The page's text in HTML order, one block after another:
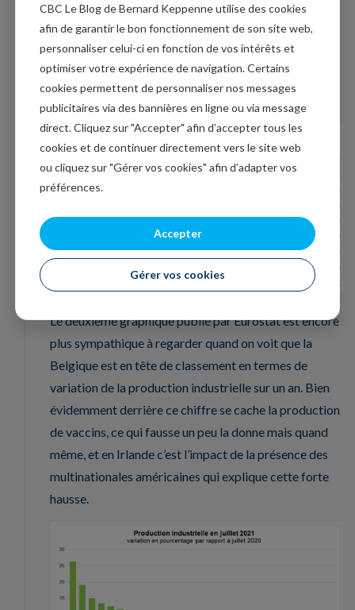
le rebond en Europe est impressionnant.
Le graphique est trompeur, mais la production
industrielle en zone euro a augmenté de 7.3% en taux
annuel grâce à une hausse de 1.2% au mois de juillet.
Le deuxième graphique publié par Eurostat est encore
plus sympathique à regarder quand on voit que la
Belgique est en tête de classement en termes de
variation de la production industrielle sur un an. Bien
évidemment derrière ce chiffre se cache la production
de vaccins, ce qui fausse un peu la donne mais quand
même, et en Irlande c’est l’impact de la présence des
multinationales américaines qui explique cette forte
hausse.
CBC Le Blog de Bernard Keppenne utilise des cookies
afin de garantir le bon fonctionnement de son site web,
personnaliser celui-ci en fonction de vos intérêts et
optimiser votre expérience de navigation. Certains
cookies permettent de personnaliser nos messages
publicitaires via des bannières en ligne ou via message
direct. Cliquez sur "Accepter" afin d’accepter tous les
cookies et de continuer directement vers le site web
ou cliquez sur "Gérer vos cookies" afin d’adapter vos
préférences.
Accepter
Gérer vos cookies